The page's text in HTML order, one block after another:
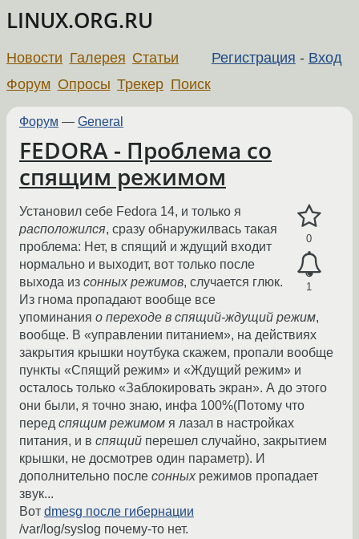
LINUX.ORG.RU
Регистрация - Вход
Новости Галерея Статьи
Форум Опросы Трекер Поиск
Форум — General
FEDORA - Проблема со
спящим режимом
0
1
Установил себе Fedora 14, и только я
расположился, сразу обнаружилвась такая
проблема: Нет, в спящий и ждущий входит
нормально и выходит, вот только после
выхода из сонных режимов, случается глюк.
Из гнома пропадают вообще все
упоминания о переходе в спящий-ждущий режим,
вообще. В «управлении питанием», на действиях
закрытия крышки ноутбука скажем, пропали вообще
пункты «Спящий режим» и «Ждущий режим» и
осталось только «Заблокировать экран». А до этого
они были, я точно знаю, инфа 100%(Потому что
перед спящим режимом я лазал в настройках
питания, и в спящий перешел случайно, закрытием
крышки, не досмотрев один параметр). И
дополнительно после сонныхрежимов пропадает
звук...
Вот dmesg после гибернации
/var/log/syslog почему-то нет.